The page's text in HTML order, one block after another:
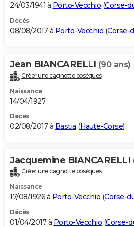
24/03/1941 à Porto-Vecchio (Corse-
Décès
08/08/2017 à Porto-Vecchio (Corse-
Jean BIANCARELLI (90 ans)
Créer une cagnotte obsèques
Naissance
14/04/1927
Décès
02/08/2017 à Bastia (Haute-Corse)
Jacquemine BIANCARELLI
Créer une cagnotte obsèques
Naissance
17/08/1926 à Porto-Vecchio (Corse-
Décès
01/04/2017 à Porto-Vecchio (Corse-